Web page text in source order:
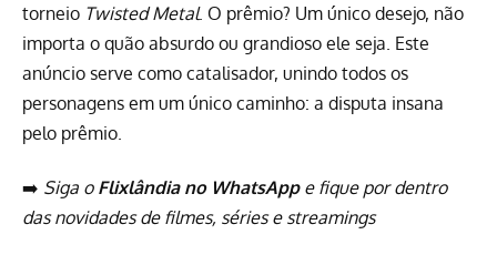
torneio Twisted Metal. O prêmio? Um único desejo, não
importa o quão absurdo ou grandioso ele seja. Este
anúncio serve como catalisador, unindo todos os
personagens em um único caminho: a disputa insana
pelo prêmio.
➡️ Siga o Flixlândia no WhatsAppe fique por dentro
das novidades de filmes, séries e streamings